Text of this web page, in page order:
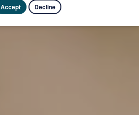
Accept Decline